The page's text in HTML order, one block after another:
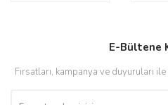
E-Bültene
Fırsatları, kampanya ve duyuruları